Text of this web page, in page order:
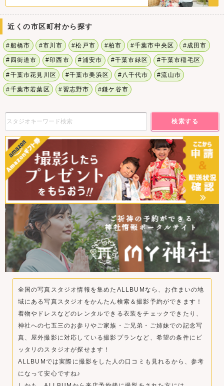
近くの市区町村から探す
#船橋市 #市川市 #松戸市 #柏市 #千葉市中央区 #成田市
#四街道市 #印西市 #浦安市 #千葉市緑区 #千葉市稲毛区
#千葉市花見川区 #千葉市美浜区 #八千代市 #流山市
#千葉市若葉区 #習志野市 #鎌ケ谷市
検索する
全国の写真スタジオ情報を集めたALLBUMなら、お住まいの地
域にある写真スタジオをかんたん検索＆撮影予約ができます！
着物やドレスなどのレンタルできる衣装をチェックできたり、
神社への七五三のお参りやご家族・ご兄弟・ご姉妹での記念写
真、屋外撮影に対応している撮影プランなど、希望の条件にピ
ッタリのスタジオが探せます！
ALLBUMでは実際に撮影をした人の口コミも見れるから、参考
になって安心ですね♪